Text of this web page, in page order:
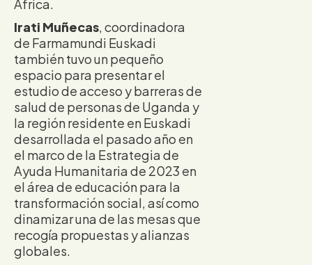
África.
Irati Muñecas, coordinadora
de Farmamundi Euskadi
también tuvo un pequeño
espacio para presentar el
estudio de acceso y barreras de
salud de personas de Uganda y
la región residente en Euskadi
desarrollada el pasado año en
el marco de la Estrategia de
Ayuda Humanitaria de 2023 en
el área de educación para la
transformación social, así como
dinamizar una de las mesas que
recogía propuestas y alianzas
globales.